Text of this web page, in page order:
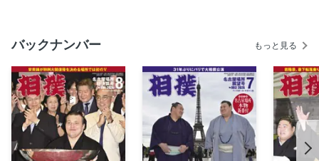
宝富士引退 桐山襲名披露大相撲
剣翔断髪式・結婚披露宴
話題の三段目・旭富士らが相撲教習所を卒業！
大森、火雷、垣添らの相撲教習所生活
相撲教習所・相撲甚句の授業が9年ぶりに復活！
腹タッチ会2026福岡／ベースボール・マガジン社創立80周
バックナンバー もっと見る